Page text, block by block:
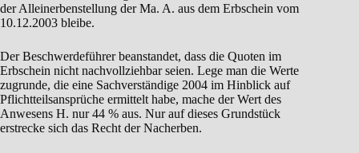
der Alleinerbenstellung der Ma. A. aus dem Erbschein vom
10.12.2003 bleibe.
Der Beschwerdeführer beanstandet, dass die Quoten im
Erbschein nicht nachvollziehbar seien. Lege man die Werte
zugrunde, die eine Sachverständige 2004 im Hinblick auf
Pflichtteilsansprüche ermittelt habe, mache der Wert des
Anwesens H. nur 44 % aus. Nur auf dieses Grundstück
erstrecke sich das Recht der Nacherben.